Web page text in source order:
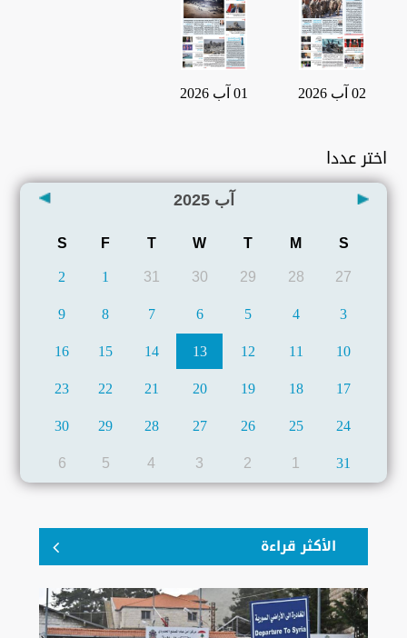
02 آب 2026 01 آب 2026
اختر عددا
آب 2025
S
M
T
W
T
F
S
27
28
29
30
31
1
2
3
4
5
6
7
8
9
10
11
12
13
14
15
16
17
18
19
20
21
22
23
24
25
26
27
28
29
30
31
1
2
3
4
5
6
الأكثر قراءة